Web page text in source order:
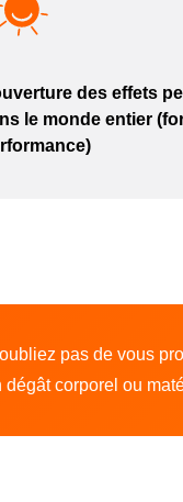
des effets
le monde entier
pas de vous
dégât corporel ou